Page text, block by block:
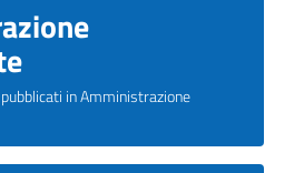
in Amministrazione